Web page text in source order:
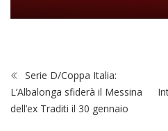
Serie D/Coppa Italia:
L’Albalonga sfiderà il Messina
dell’ex Traditi il 30 gennaio